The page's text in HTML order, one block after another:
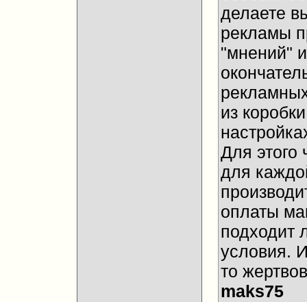
делаете
рекламы
"мнений"
из
Для этого
для
оплаты
подходит
условия.
то
maks75